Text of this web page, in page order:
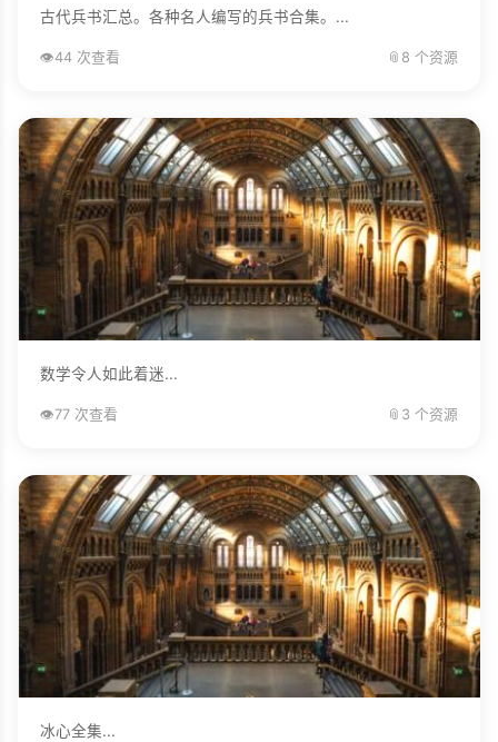
古代兵书汇总。各种名人编写的兵书合集。...
👁️44 次查看 📎 8 个资源
数学令人如此着迷...
👁️77 次查看 📎 3 个资源
冰心全集...